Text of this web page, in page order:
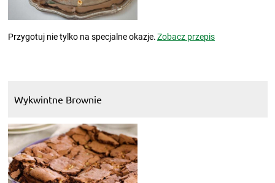
Przygotuj nie tylko na specjalne okazje.Zobacz przepis
Wykwintne Brownie